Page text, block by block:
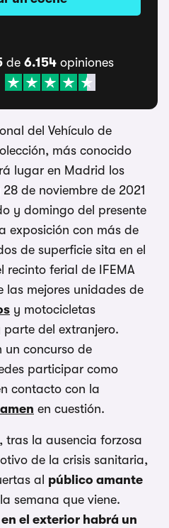
del Vehículo de
más conocido
lugar en Madrid los
de noviembre de 2021
y domingo del presente
exposición con más de
de superficie sita en el
recinto ferial de IFEMA
las mejores unidades de
y motocicletas
parte del extranjero.
un concurso de
participar como
contacto con la
en cuestión.
tras la ausencia forzosa
de la crisis sanitaria,
al público amante
la semana que viene.
en el exterior habrá un
de 6.154 opiniones